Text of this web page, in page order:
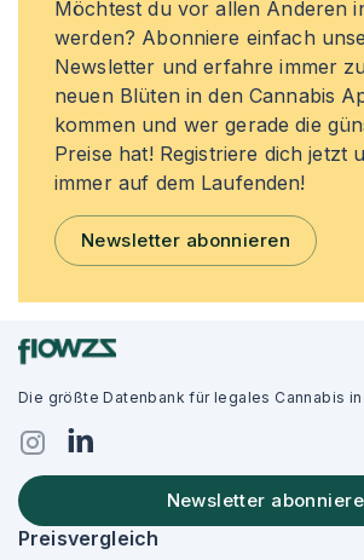
Möchtest du vor allen Anderen
werden? Abonniere einfach
Newsletter und erfahre immer
neuen Blüten in den Cannabis
kommen und wer gerade die
Preise hat! Registriere dich jetzt
immer auf dem Laufenden!
Newsletter abonnieren
Die größte Datenbank für legales Cannabis
Newsletter
Preisvergleich